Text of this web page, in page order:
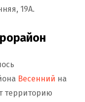
19А.
Весенний на
территорию